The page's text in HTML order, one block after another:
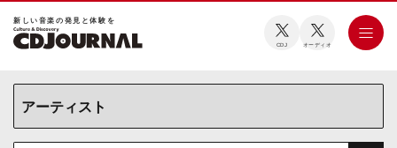
新しい⾳楽の発⾒と体験を
CDJ オーディオ